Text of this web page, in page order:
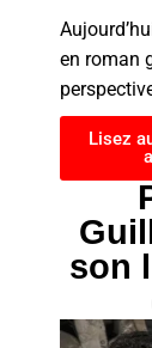
en roman
Lisez
son